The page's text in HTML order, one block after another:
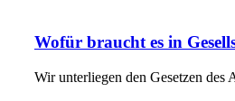
Wofür braucht es in
Wir unterliegen den Gesetzen